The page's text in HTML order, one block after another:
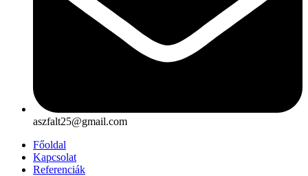
aszfalt25@gmail.com
Főoldal
Kapcsolat
Referenciák